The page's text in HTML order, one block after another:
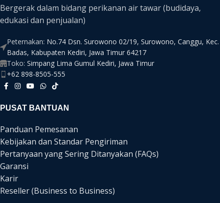
Bergerak dalam bidang perikanan air tawar (budidaya,
edukasi dan penjualan)
Peternakan: No.74 Dsn. Surowono 02/19, Surowono, Canggu, Kec.
Badas, Kabupaten Kediri, Jawa Timur 64217
Toko: Simpang Lima Gumul Kediri, Jawa Timur
+62 898-8505-555
PUSAT BANTUAN
Panduan Pemesanan
Kebijakan dan Standar Pengiriman
Pertanyaan yang Sering Ditanyakan (FAQs)
Garansi
Karir
Reseller (Business to Business)